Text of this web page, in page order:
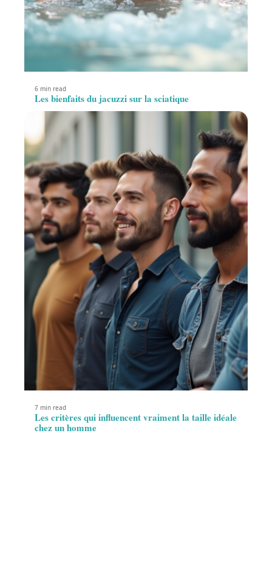
6 min read
Les bienfaits du jacuzzi sur la sciatique
7 min read
Les critères qui influencent vraiment la taille idéale
chez un homme